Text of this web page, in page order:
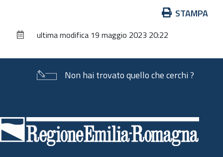
documento
STAMPA
ultima modifica 19 maggio 2023 20:22
Non hai trovato quello che cerchi ?
di
pagina